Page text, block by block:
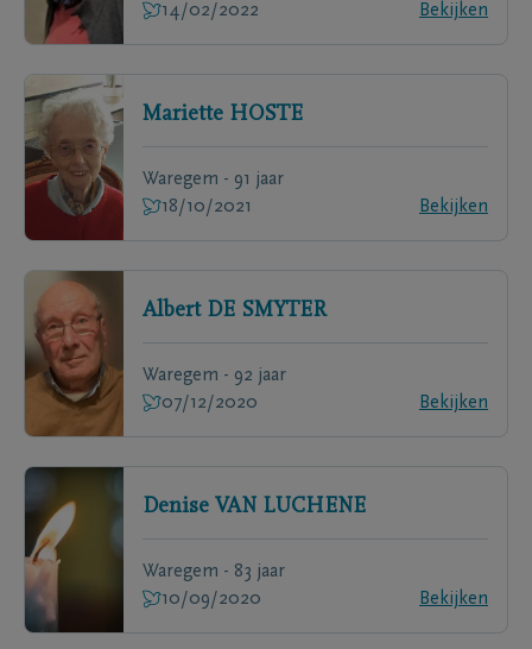
14/02/2022
Bekijken
Mariette HOSTE
Waregem - 91 jaar
18/10/2021
Bekijken
Albert DE SMYTER
Waregem - 92 jaar
07/12/2020
Bekijken
Denise VAN LUCHENE
Waregem - 83 jaar
10/09/2020
Bekijken